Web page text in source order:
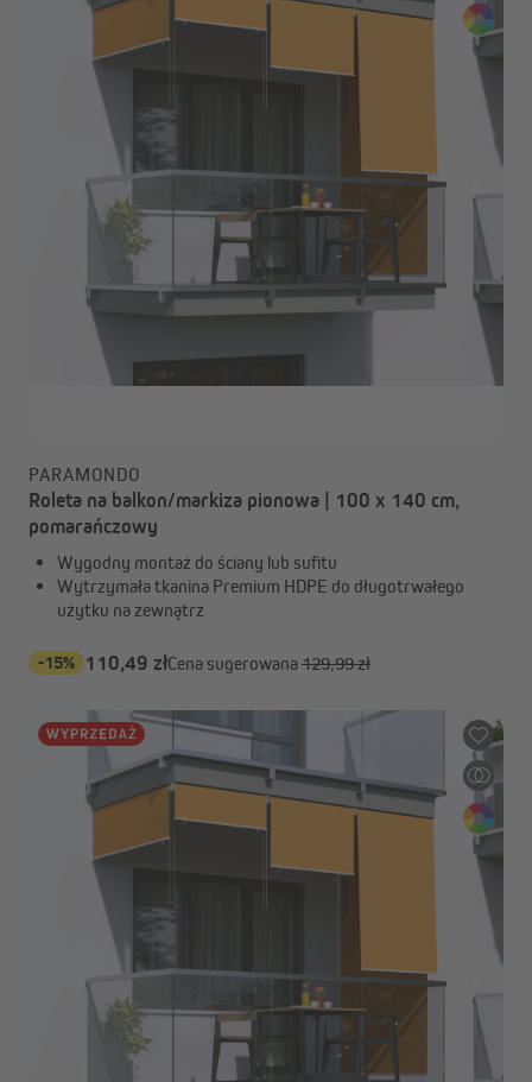
PARAMONDO
Roleta na balkon/markiza pionowa | 100 x 140 cm,
pomarańczowy
Wygodny montaż do ściany lub sufitu
Wytrzymała tkanina Premium HDPE do długotrwałego
użytku na zewnątrz
-15% 110,49 złCena sugerowana129,99 zł